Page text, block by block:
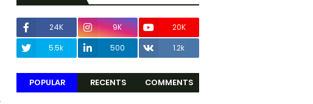
24K 9K
20K
5.5k
500 1.2k
POPULAR RECENTS COMMENTS